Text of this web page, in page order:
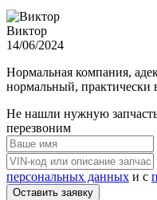
Виктор
14/06/2024
Нормальная компания,
нормальный, практически
Не нашли нужную
перезвоним
персональных данных и с
Оставить заявку